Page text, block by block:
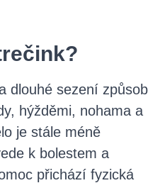
dlouhé sezení
hýžděmi, nohama a
je stále méně
k bolestem a
přichází fyzická